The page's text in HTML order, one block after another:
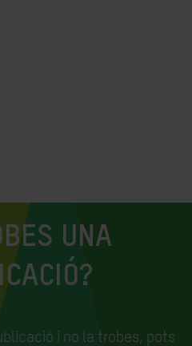
UNA
i no la trobes, pots